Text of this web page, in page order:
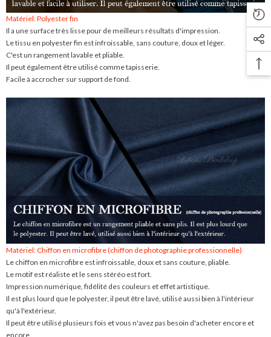
Matériel: Polyester fin
Il a une surface très lisse pour de meilleurs résultats d'impression.
Le tissu en polyester fin est infroissable, sans couture, doux et léger.
C'est un rangement lavable et pliable.
Il peut également être utilisé comme tapisserie.
Facile à accrocher sur support de fond.
Matériel: Chiffon en microfibre (chiffon de photographie professionnelle)
Le chiffon en microfibre est infroissable, doux et sans couture, pliable.
Le motif est réaliste et le sens stéréo est fort.
Impression numérique, fidélité des couleurs et effet artistique.
Il est plus lourd que le polyester, il peut être lavé, utilisé aussi bien à l'intérieur
qu'à l'extérieur.
Il peut être utilisé plusieurs fois et vous n'avez pas besoin d'acheter encore et
encore.